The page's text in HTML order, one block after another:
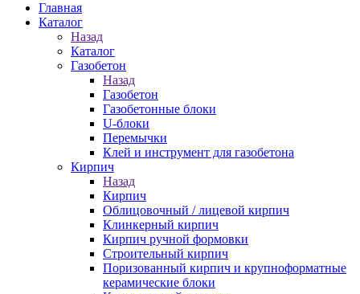
Главная
Каталог
Назад
Каталог
Газобетон
Назад
Газобетон
Газобетонные блоки
U-блоки
Перемычки
Клей и инструмент для газобетона
Кирпич
Назад
Кирпич
Облицовочный / лицевой кирпич
Клинкерный кирпич
Кирпич ручной формовки
Строительный кирпич
Поризованный кирпич и крупноформатные
керамические блоки